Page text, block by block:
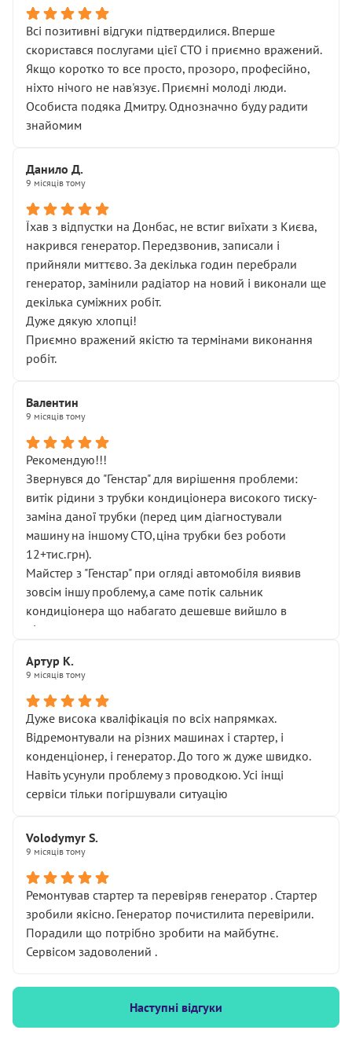
Всі позитивні відгуки підтвердилися. Вперше
скористався послугами цієї СТО і приємно вражений.
Якщо коротко то все просто, прозоро, професійно,
ніхто нічого не нав'язує. Приємні молоді люди.
Особиста подяка Дмитру. Однозначно буду радити
знайомим
Данило Д.
9 місяців тому
Їхав з відпустки на Донбас, не встиг виїхати з Києва,
накрився генератор. Передзвонив, записали і
прийняли миттєво. За декілька годин перебрали
генератор, замінили радіатор на новий і виконали ще
декілька суміжних робіт.
Дуже дякую хлопці!
Приємно вражений якістю та термінами виконання
робіт.
Валентин
9 місяців тому
Рекомендую!!!
Звернувся до "Генстар" для вирішення проблеми:
витік рідини з трубки кондиціонера високого тиску-
заміна даної трубки (перед цим діагностували
машину на іншому СТО,ціна трубки без роботи
12+тис.грн).
Майстер з "Генстар" при огляді автомобіля виявив
зовсім іншу проблему,а саме потік сальник
кондиціонера що набагато дешевше вийшло в
підсумку.
Артур К.
9 місяців тому
Дуже висока кваліфікація по всіх напрямках.
Відремонтували на різних машинах і стартер, і
конденціонер, і генератор. До того ж дуже швидко.
Навіть усунули проблему з проводкою. Усі інщі
сервіси тільки погіршували ситуацію
Volodymyr S.
9 місяців тому
Ремонтував стартер та перевіряв генератор . Стартер
зробили якісно. Генератор почистилита перевірили.
Порадили що потрібно зробити на майбутнє.
Сервісом задоволений .
Наступні відгуки